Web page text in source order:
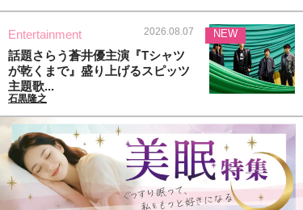
Entertainment 2026.08.07
話題さらう蒼井優主演『Tシャツ
が乾くまで』盛り上げるスピッツ
主題歌...
石黒隆之
NEW